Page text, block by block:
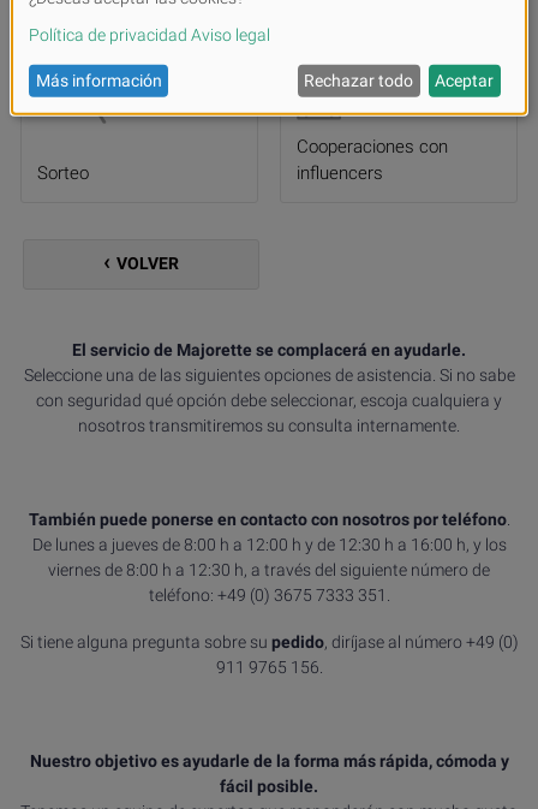
Sorteo
Cooperaciones con
influencers
VOLVER
El servicio de Majorette se complacerá en ayudarle.
Seleccione una de las siguientes opciones de asistencia. Si no sabe
con seguridad qué opción debe seleccionar, escoja cualquiera y
nosotros transmitiremos su consulta internamente.
También puede ponerse en contacto con nosotros por teléfono.
De lunes a jueves de 8:00 h a 12:00 h y de 12:30 h a 16:00 h, y los
viernes de 8:00 h a 12:30 h, a través del siguiente número de
teléfono: +49 (0) 3675 7333 351.
Si tiene alguna pregunta sobre su pedido, diríjase al número +49 (0)
911 9765 156.
Nuestro objetivo es ayudarle de la forma más rápida, cómoda y
fácil posible.